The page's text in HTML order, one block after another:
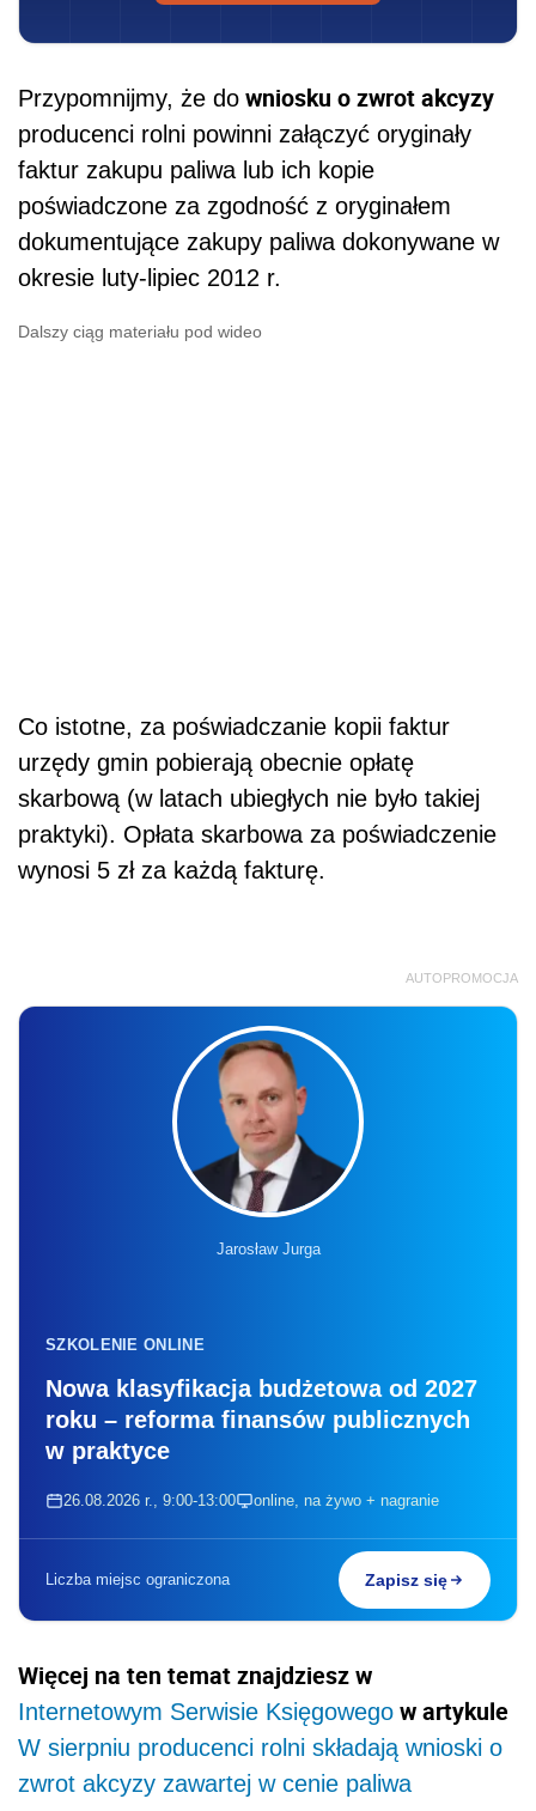
Przypomnijmy, że do wniosku o zwrot akcyzy
producenci rolni powinni załączyć oryginały
faktur zakupu paliwa lub ich kopie
poświadczone za zgodność z oryginałem
dokumentujące zakupy paliwa dokonywane w
okresie luty-lipiec 2012 r.
Dalszy ciąg materiału pod wideo
Co istotne, za poświadczanie kopii faktur
urzędy gmin pobierają obecnie opłatę
skarbową (w latach ubiegłych nie było takiej
praktyki). Opłata skarbowa za poświadczenie
wynosi 5 zł za każdą fakturę.
AUTOPROMOCJA
Jarosław Jurga
SZKOLENIE ONLINE
Nowa klasyfikacja budżetowa od 2027
roku – reforma finansów publicznych
w praktyce
26.08.2026 r., 9:00-13:00 online, na żywo + nagranie
Liczba miejsc ograniczona Zapisz się
Więcej na ten temat znajdziesz w
Internetowym Serwisie Księgowego w artykule
W sierpniu producenci rolni składają wnioski o
zwrot akcyzy zawartej w cenie paliwa